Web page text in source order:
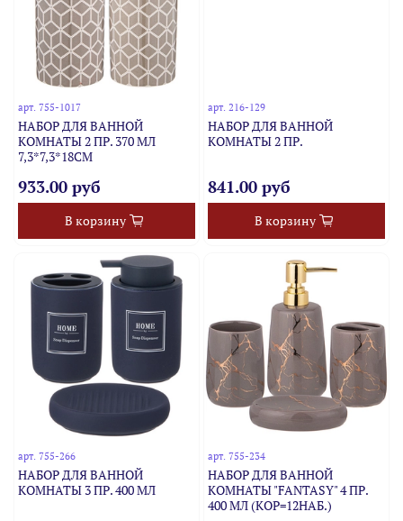
арт.755-1017
НАБОР ДЛЯ ВАННОЙ
КОМНАТЫ 2 ПР. 370 МЛ
7,3*7,3*18СМ
933.00 руб
В корзину
арт. 216-129
НАБОР ДЛЯ ВАННОЙ
КОМНАТЫ 2 ПР.
841.00 руб
В корзину
арт.755-266
НАБОР ДЛЯ ВАННОЙ
КОМНАТЫ 3 ПР. 400 МЛ
арт. 755-234
НАБОР ДЛЯ ВАННОЙ
КОМНАТЫ "FANTASY" 4 ПР.
400 МЛ (КОР=12НАБ.)